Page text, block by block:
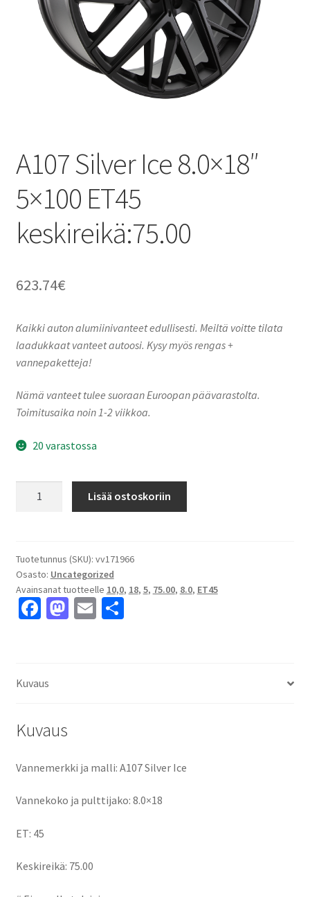
A107 Silver Ice 8.0×18″
5×100 ET45
keskireikä:75.00
623.74€
Kaikki auton alumiinivanteet edullisesti. Meiltä voitte tilata
laadukkaat vanteet autoosi. Kysy myös rengas +
vannepaketteja!
Nämä vanteet tulee suoraan Euroopan päävarastolta.
Toimitusaika noin 1-2 viikkoa.
20 varastossa
5x100
ET45
keskireikä:75.00
määrä
Lisää ostoskoriin
Tuotetunnus (SKU): vv171966
Osasto: Uncategorized
Avainsanat tuotteelle 10,0, 18, 5, 75.00, 8.0, ET45
Fa
o
M E S
Kuvaus
Kuvaus
Vannemerkki ja malli: A107 Silver Ice
Vannekoko ja pulttijako: 8.0×18
ET: 45
Keskireikä: 75.00